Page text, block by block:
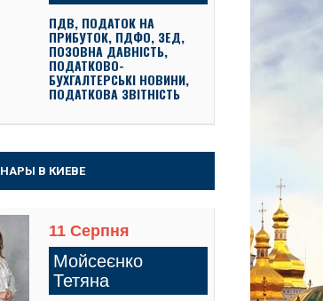
ПДВ, ПОДАТОК НА
ПРИБУТОК, ПДФО, ЗЕД,
ПОЗОВНА ДАВНІСТЬ,
ПОДАТКОВО-
БУХГАЛТЕРСЬКІ НОВИНИ,
ПОДАТКОВА ЗВІТНІСТЬ
В КИЕВЕ
11 Серпня
Мойсеєнко
Тетяна